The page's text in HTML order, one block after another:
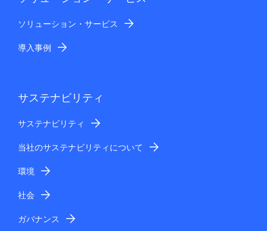
ソリューション・サービス
導入事例
サステナビリティ
サステナビリティ
当社のサステナビリティについて
環境
社会
ガバナンス